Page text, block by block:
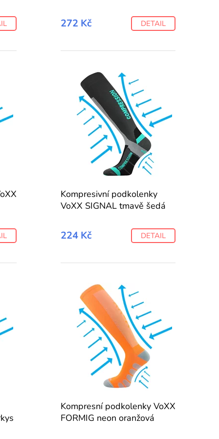
272 Kč DETAIL
Kompresivní podkolenky
VoXX SIGNAL tmavě šedá
224 Kč DETAIL
Kompresní podkolenky VoXX
FORMIG neon oranžová